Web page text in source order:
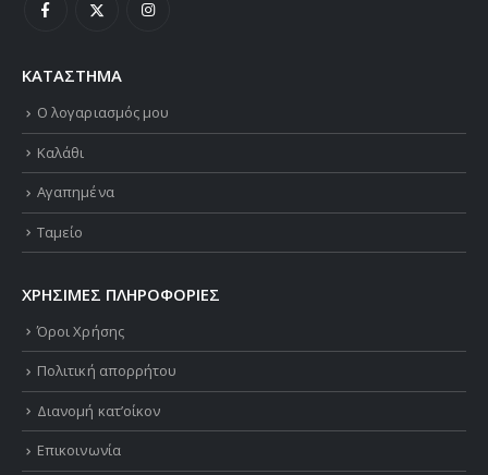
ΚΑΤΑΣΤΗΜΑ
Ο λογαριασμός μου
Καλάθι
Αγαπημένα
Ταμείο
ΧΡΗΣΙΜΕΣ ΠΛΗΡΟΦΟΡΙΕΣ
Όροι Χρήσης
Πολιτική απορρήτου
Διανομή κατ’οίκον
Επικοινωνία